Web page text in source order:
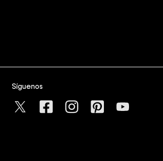
Síguenos